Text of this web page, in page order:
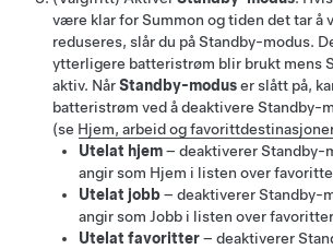
være klar for Summon og tiden det tar å
reduseres, slår du på Standby-modus.
ytterligere batteristrøm blir brukt mens
aktiv. NårStandby-moduser slått på,
batteristrøm ved å deaktivere Standby-
(se Hjem, arbeid og
Utelat hjem– deaktiverer Standby-
angir som Hjem i listen over
Utelat jobb– deaktiverer Standby-
angir som Jobb i listen over
Utelat favoritter– deaktiverer